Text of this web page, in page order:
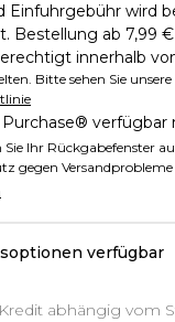
Einfuhrgebühr wird
Bestellung ab 7,99 €
innerhalb
Bitte sehen Sie unsere
Purchase® verfügbar
Sie Ihr Rückgabefenster
gegen Versandprobleme
verfügbar
abhängig vom